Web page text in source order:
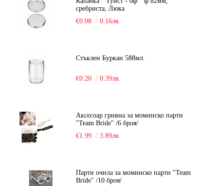
сребриста, Люка
€0.08
0.16лв.
Стъклен Буркан 588мл.
€0.20 0.39лв.
Аксесоар гривна за моминско парти
"Team Bride" /6 броя/
€1.99
3.89лв.
Парти очила за моминско парти "Team
Bride" /10 броя/